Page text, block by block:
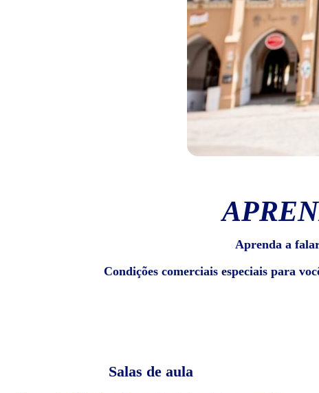
Aprenda a
Condições comerciais especiais para
Salas de aula